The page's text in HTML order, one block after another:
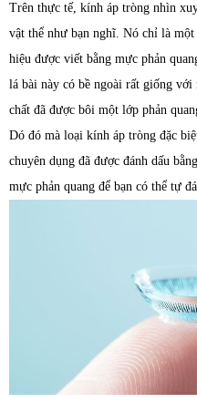
Trên thực tế, kính áp tròng nhìn
vật thể như bạn nghĩ. Nó chỉ là
hiệu được viết bằng mực phản
lá bài này có bề ngoài rất giống
chất đã được bôi một lớp phản
Dó đó mà loại kính áp tròng đặc
chuyên dụng đã được đánh dấu
mực phản quang để bạn có thể tự